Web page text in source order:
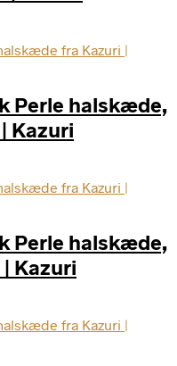
Perle halskæde,
Kazuri
Perle halskæde,
Kazuri